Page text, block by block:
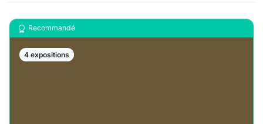
Recommandé
4 expositions